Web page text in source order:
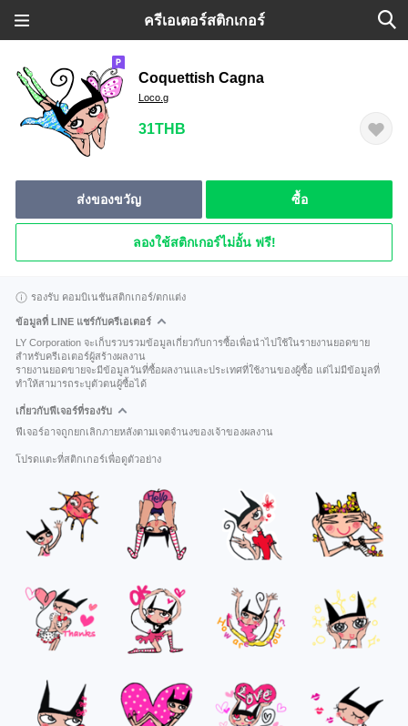
ครีเอเตอร์สติกเกอร์
Coquettish Cagna
Loco.g
31THB
ส่งของขวัญ ซื้อ
ลองใช้สติกเกอร์ไม่อั้น ฟรี!
รองรับ คอมบิเนชันสติกเกอร์/ตกแต่ง
ข้อมูลที่ LINE แชร์กับครีเอเตอร์
LY Corporation จะเก็บรวบรวมข้อมูลเกี่ยวกับการซื้อเพื่อนำไปใช้ในรายงานยอดขาย
สำหรับครีเอเตอร์ผู้สร้างผลงาน
รายงานยอดขายจะมีข้อมูลวันที่ซื้อผลงานและประเทศที่ใช้งานของผู้ซื้อ แต่ไม่มีข้อมูลที่
ทำให้สามารถระบุตัวตนผู้ซื้อได้
เกี่ยวกับฟีเจอร์ที่รองรับ
ฟีเจอร์อาจถูกยกเลิกภายหลังตามเจตจำนงของเจ้าของผลงาน
โปรดแตะที่สติกเกอร์เพื่อดูตัวอย่าง